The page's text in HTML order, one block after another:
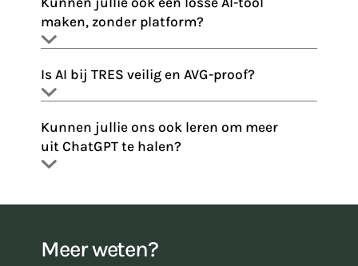
maken, zonder platform?
Is AI bij TRES veilig en AVG-proof?
Kunnen jullie ons ook leren om meer
uit ChatGPT te halen?
Meer weten?